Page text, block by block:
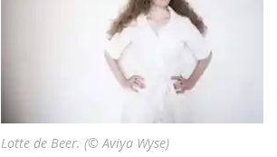
Lotte de Beer. (© Aviya Wyse)